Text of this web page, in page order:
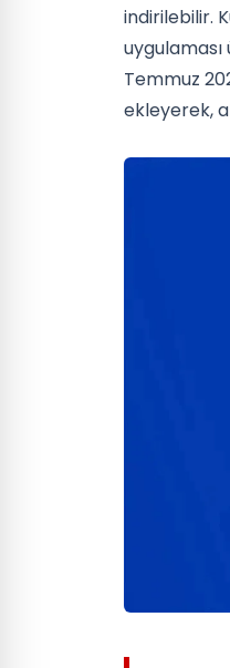
indirilebilir.
Temmuz
ekleyerek,